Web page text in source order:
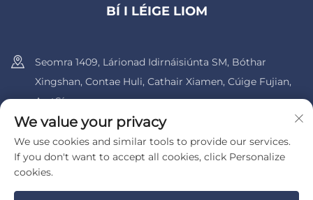
BÍ I LÉIGE LIOM
Seomra 1409, Lárionad Idirnáisiúnta SM, Bóthar
Xingshan, Contae Huli, Cathair Xiamen, Cúige Fujian,
An tSín.
+86-13600956803
[email protected]
We value your privacy
We use cookies and similar tools to provide our services.
If you don't want to accept all cookies, click Personalize
cookies.